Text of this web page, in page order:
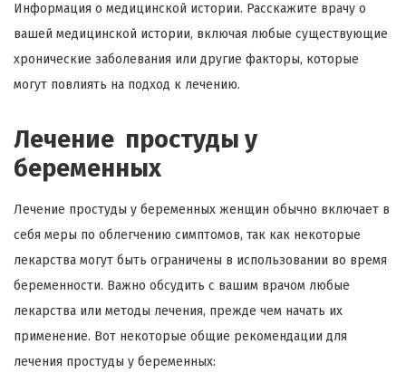
Информация о медицинской истории. Расскажите врачу о
вашей медицинской истории, включая любые существующие
хронические заболевания или другие факторы, которые
могут повлиять на подход к лечению.
Лечение простуды у
беременных
Лечение простуды у беременных женщин обычно включает в
себя меры по облегчению симптомов, так как некоторые
лекарства могут быть ограничены в использовании во время
беременности. Важно обсудить с вашим врачом любые
лекарства или методы лечения, прежде чем начать их
применение. Вот некоторые общие рекомендации для
лечения простуды у беременных: